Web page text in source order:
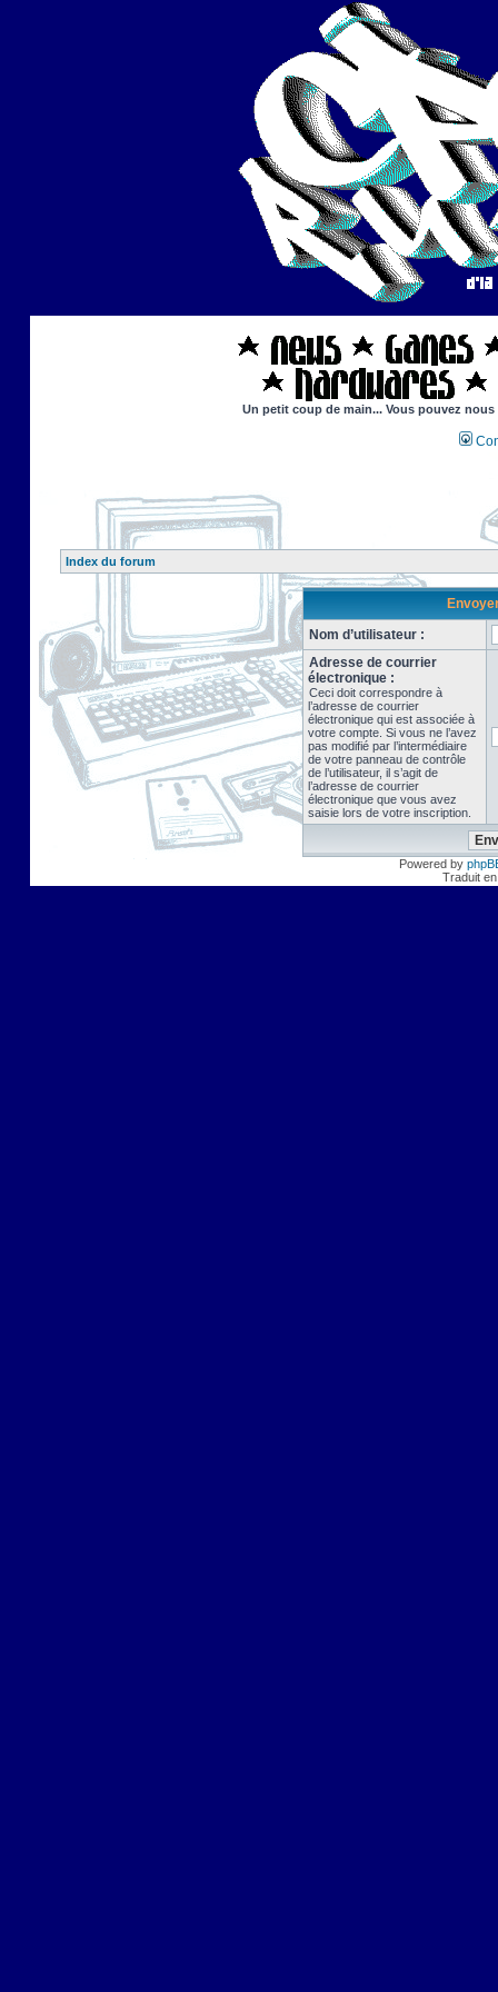
Un petit coup de main... Vous pouvez
Index du forum
Nom d’utilisateur :
Adresse de courrier
électronique :
Ceci doit correspondre à
l’adresse de courrier
électronique qui est associée à
votre compte. Si vous ne l’avez
pas modifié par l’intermédiaire
de votre panneau de contrôle
de l’utilisateur, il s’agit de
l’adresse de courrier
électronique que vous avez
saisie lors de votre inscription.
Powered by
Traduit